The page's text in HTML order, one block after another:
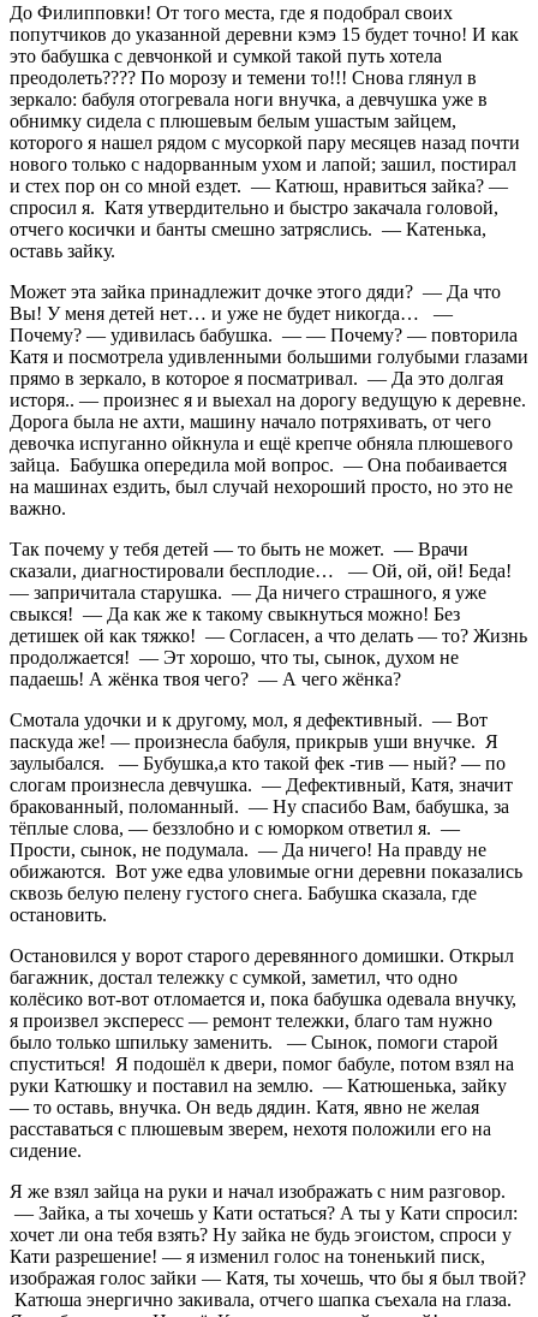
До Филипповки! От того места, где я подобрал своих
попутчиков до указанной деревни кэмэ 15 будет точно! И как
это бабушка с девчонкой и сумкой такой путь хотела
преодолеть???? По морозу и темени то!!! Снова глянул в
зеркало: бабуля отогревала ноги внучка, а девчушка уже в
обнимку сидела с плюшевым белым ушастым зайцем,
которого я нашел рядом с мусоркой пару месяцев назад почти
нового только с надорванным ухом и лапой; зашил, постирал
и стех пор он со мной ездет. — Катюш, нравиться зайка? —
спросил я. Катя утвердительно и быстро закачала головой,
отчего косички и банты смешно затряслись. — Катенька,
оставь зайку.
Может эта зайка принадлежит дочке этого дяди? — Да что
Вы! У меня детей нет… и уже не будет никогда… —
Почему? — удивилась бабушка. — — Почему? — повторила
Катя и посмотрела удивленными большими голубыми глазами
прямо в зеркало, в которое я посматривал. — Да это долгая
исторя.. — произнес я и выехал на дорогу ведущую к деревне.
Дорога была не ахти, машину начало потряхивать, от чего
девочка испуганно ойкнула и ещё крепче обняла плюшевого
зайца. Бабушка опередила мой вопрос. — Она побаивается
на машинах ездить, был случай нехороший просто, но это не
важно.
Так почему у тебя детей — то быть не может. — Врачи
сказали, диагностировали бесплодие… — Ой, ой, ой! Беда!
— запричитала старушка. — Да ничего страшного, я уже
свыкся! — Да как же к такому свыкнуться можно! Без
детишек ой как тяжко! — Согласен, а что делать — то? Жизнь
продолжается! — Эт хорошо, что ты, сынок, духом не
падаешь! А жёнка твоя чего? — А чего жёнка?
Смотала удочки и к другому, мол, я дефективный. — Вот
паскуда же! — произнесла бабуля, прикрыв уши внучке. Я
заулыбался. — Бубушка,а кто такой фек -тив — ный? — по
слогам произнесла девчушка. — Дефективный, Катя, значит
бракованный, поломанный. — Ну спасибо Вам, бабушка, за
тёплые слова, — беззлобно и с юморком ответил я. —
Прости, сынок, не подумала. — Да ничего! На правду не
обижаются. Вот уже едва уловимые огни деревни показались
сквозь белую пелену густого снега. Бабушка сказала, где
остановить.
Остановился у ворот старого деревянного домишки. Открыл
багажник, достал тележку с сумкой, заметил, что одно
колёсико вот-вот отломается и, пока бабушка одевала внучку,
я произвел экспересс — ремонт тележки, благо там нужно
было только шпильку заменить. — Сынок, помоги старой
спуститься! Я подошёл к двери, помог бабуле, потом взял на
руки Катюшку и поставил на землю. — Катюшенька, зайку
— то оставь, внучка. Он ведь дядин. Катя, явно не желая
расставаться с плюшевым зверем, нехотя положили его на
сидение.
Я же взял зайца на руки и начал изображать с ним разговор.
— Зайка, а ты хочешь у Кати остаться? А ты у Кати спросил:
хочет ли она тебя взять? Ну зайка не будь эгоистом, спроси у
Кати разрешение! — я изменил голос на тоненький писк,
изображая голос зайки — Катя, ты хочешь, что бы я был твой?
Катюша энергично закивала, отчего шапка съехала на глаза.